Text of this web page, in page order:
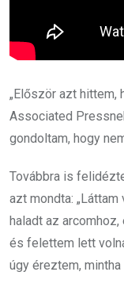
„Először azt hittem,
Associated
gondoltam, hogy
Továbbra is
azt mondta:
haladt az
és felettem lett
úgy éreztem, mintha